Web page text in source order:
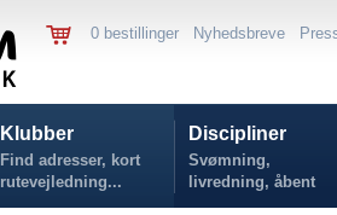
0 bestillinger Nyhedsbreve
Klubber
Find adresser, kort
rutevejledning...
Discipliner
Svømning,
livredning, åbent
vand...